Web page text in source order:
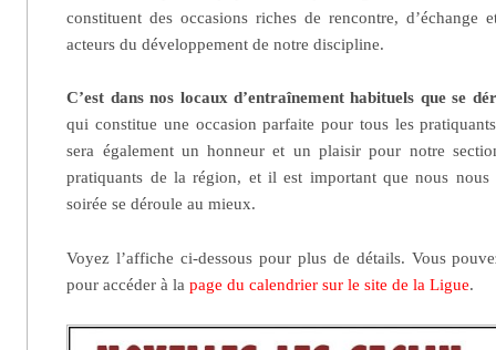
constituent des occasions riches de rencontre, d’échange
acteurs du développement de notre discipline.
C’est dans nos locaux d’entraînement habituels que se
qui constitue une occasion parfaite pour tous les
sera également un honneur et un plaisir pour notre
pratiquants de la région, et il est important que nous
soirée se déroule au mieux.
Voyez l’affiche ci-dessous pour plus de détails. Vous
pour accéder à lapage du calendrier sur le site de la Ligue.